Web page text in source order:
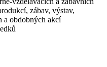
zábav, výstav,
a obdobných akcí